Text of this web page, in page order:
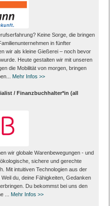
Keine Sorge, die bringen
in fünfter
wir als kleine Gießerei – noch bevor
Heute gestalten wir mit unseren
die Mobilität von morgen, bringen
Mehr Infos >>
/ Finanzbuchhalter*in (all
wir globale Warenbewegungen - und
sichere und gerechte
Mit intuitiven Technologien aus der
du, deine Fähigkeiten, Gedanken
Du bekommst bei uns den
...
Mehr Infos >>